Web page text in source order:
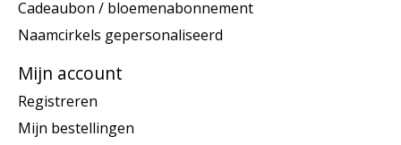
Cadeaubon / bloemenabonnement
Naamcirkels gepersonaliseerd
Mijn account
Registreren
Mijn bestellingen